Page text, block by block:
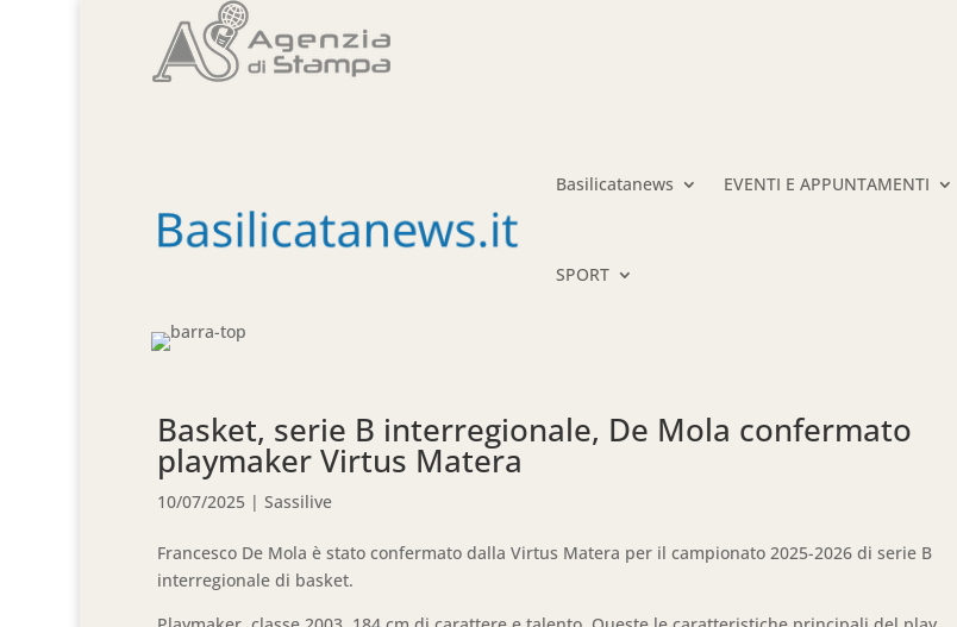
Basilicatanews EVENTI E APPUNTAMENTI
SPORT
Basket, serie B interregionale, De Mola confermato
playmaker Virtus Matera
10/07/2025 |Sassilive
Francesco De Mola è stato confermato dalla Virtus Matera per il campionato 2025-2026 di serie B
interregionale di basket.